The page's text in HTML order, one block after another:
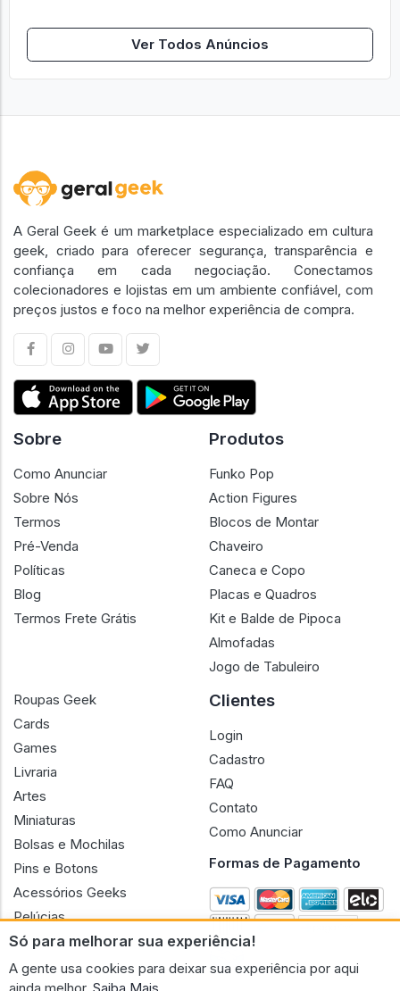
Ver Todos Anúncios
Só para melhorar sua experiência!
A gente usa cookies para deixar sua experiência por aqui
A Geral Geek é um marketplace especializado em cultura
geek, criado para oferecer segurança, transparência e
confiança em cada negociação. Conectamos
colecionadores e lojistas em um ambiente confiável, com
preços justos e foco na melhor experiência de compra.
Sobre
Como Anunciar
Sobre Nós
Termos
Pré-Venda
Políticas
Blog
Termos Frete Grátis
Produtos
Funko Pop
Action Figures
Blocos de Montar
Chaveiro
Caneca e Copo
Placas e Quadros
Kit e Balde de Pipoca
Almofadas
Jogo de Tabuleiro
Roupas Geek
Cards
Games
Livraria
Artes
Miniaturas
Bolsas e Mochilas
Pins e Botons
Acessórios Geeks
Pelúcias
Bonecas
Clientes
Login
Cadastro
FAQ
Contato
Como Anunciar
Formas de Pagamento